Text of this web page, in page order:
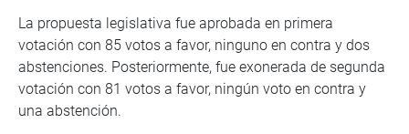
La propuesta legislativa fue aprobada en primera
votación con 85 votos a favor, ninguno en contra y dos
abstenciones. Posteriormente, fue exonerada de segunda
votación con 81 votos a favor, ningún voto en contra y
una abstención.